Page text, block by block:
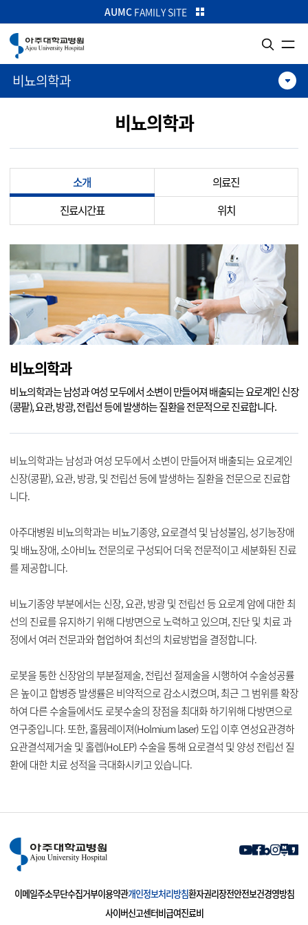
본문으로 가기
주메뉴로 가기
카피라이트로 가기
AUMCFAMILY SITE
비뇨의학과
비뇨의학과
소개
의료진
진료시간표
위치
비뇨의학과
비뇨의학과는 남성과 여성 모두에서 소변이 만들어져 배출되는 요로계인신장
(콩팥), 요관, 방광, 전립선 등에 발생하는 질환을 전문적으로 진료합니다.
비뇨의학과는 남성과 여성 모두에서 소변이 만들어져 배출되는 요로계인
신장(콩팥), 요관, 방광, 및 전립선 등에 발생하는 질환을 전문으로 진료합
니다.
아주대병원 비뇨의학과는 비뇨기종양, 요로결석 및 남성불임, 성기능장애
및 배뇨장애, 소아비뇨 전문의로 구성되어 더욱 전문적이고 세분화된 진료
를 제공합니다.
비뇨기종양 부분에서는 신장, 요관, 방광 및 전립선 등 요로계 암에 대한 최
선의 진료를 유지하기 위해 다방면으로 노력하고 있으며, 진단 및 치료 과
정에서 여러 전문과와 협업하여 최선의 치료방법을 결정합니다.
로봇을 통한 신장암의 부분절제술, 전립선 절제술을 시행하여 수술성공률
은 높이고 합병증 발생률은 비약적으로 감소시켰으며, 최근 그 범위를 확장
하여 다른 수술들에서도 로봇수술의 장점을 최대화 하기위해 다방면으로
연구중입니다. 또한, 홀뮴레이져(Holmium laser) 도입 이후 연성요관경하
요관결석제거술 및 홀렙(HoLEP) 수술을 통해 요로결석 및 양성 전립선 질
환에 대한 치료 성적을 극대화시키고 있습니다.
이메일주소무단수집거부이용약관개인정보처리방침환자권리장전안전보건경영방침
사이버신고센터비급여진료비